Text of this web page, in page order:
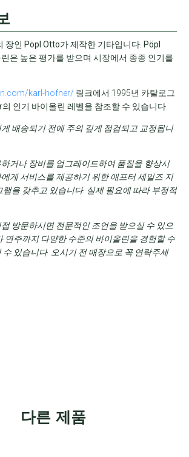
장인 Pöpl Otto가 제작한 기타입니다. Pöpl
은 높은 평가를 받으며 시장에서 종종 인기를
karl-hofner/ 링크에서 1995년 카탈로그
인기 바이올린 레벨을 참조할 수 있습니다.
배송되기 전에 주의 깊게 점검되고 교정됩니
거나 장비를 업그레이드하여 품질을 향상시
게 서비스를 제공하기 위한 애프터 세일즈 지
램을 갖추고 있습니다. 실제 필요에 따라 부정적
방문하시면 전문적인 조언을 받으실 수 있으
연주까지 다양한 수준의 바이올린을 경험할 수
수 있습니다. 오시기 전 매장으로 꼭 연락주세
다른 제품